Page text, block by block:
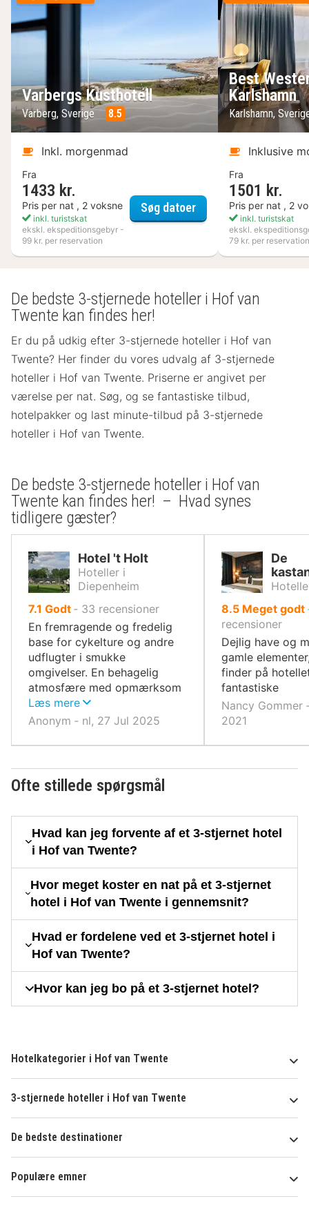
Varbergs Kusthotell
Varberg, Sverige 8.5
Inkl. morgenmad
Fra
1433 kr.
Pris per nat , 2 voksne
inkl. turistskat
ekskl. ekspeditionsgebyr -
99 kr. per reservation
Søg datoerVarbergs Kusthotell
Best
Karlshamn
Karlshamn,
Inklusive
Fra
1501 kr.
Pris per nat , 2
inkl. turistskat
ekskl.
79 kr. per reservation
De bedste 3-stjernede hoteller i Hof van
Twente kan findes her!
Er du på udkig efter 3-stjernede hoteller i Hof van
Twente? Her finder du vores udvalg af 3-stjernede
hoteller i Hof van Twente. Priserne er angivet per
værelse per nat. Søg, og se fantastiske tilbud,
hotelpakker og last minute-tilbud på 3-stjernede
hoteller i Hof van Twente.
De bedste 3-stjernede hoteller i Hof van
Twente kan findes her! – Hvad synes
tidligere gæster?
Hotel 't Holt
Hoteller i
Diepenheim
7.1 ud
af
10,
Godt ‐ 33 recensioner
En fremragende og fredelig
base for cykelture og andre
udflugter i smukke
omgivelser. En behagelig
atmosfære med opmærksom
service.
Læs mere
Anonym ‐ nl, 27 Jul 2025
De
8.5ud
af
10,
Meget godt
recensioner
Dejlig have og
gamle
finder på
fantastiske
Nancy Gommer
2021
Ofte stillede spørgsmål
Hvad kan jeg forvente af et 3-stjernet hotel
i Hof van Twente?
Hvor meget koster en nat på et 3-stjernet
hotel i Hof van Twente i gennemsnit?
Hvad er fordelene ved et 3-stjernet hotel i
Hof van Twente?
Hvor kan jeg bo på et 3-stjernet hotel?
Hotelkategorier i Hof van Twente
3-stjernede hoteller i Hof van Twente
De bedste destinationer
Populære emner